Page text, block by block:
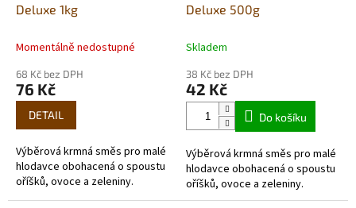
Deluxe 1kg
Momentálně nedostupné
68 Kč bez DPH
76 Kč
DETAIL
Výběrová krmná směs pro malé
hlodavce obohacená o spoustu
oříšků, ovoce a zeleniny.
Deluxe 500g
Skladem
38 Kč bez DPH
42 Kč
Do košíku
Výběrová krmná směs pro malé
hlodavce obohacená o spoustu
oříšků, ovoce a zeleniny.